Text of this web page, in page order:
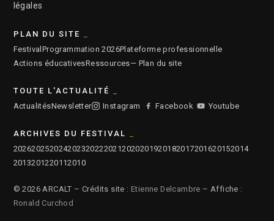
légales
PLAN DU SITE
Festival Programmation 2026Plateforme professionnelle
Actions éducativesRessources— Plan du site
TOUTE L'ACTUALITÉ
ActualitésNewsletter Instagram Facebook Youtube
ARCHIVES DU FESTIVAL
2026202520242023202220212020201920182017201620152014
2013201220112010
© 2026 ARCALT – Crédits site : Etienne Delcambre – Affiche :
Ronald Curchod